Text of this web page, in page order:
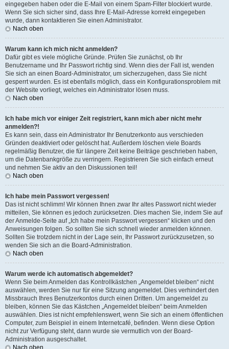
eingegeben haben oder die E-Mail von einem Spam-Filter blockiert wurde.
Wenn Sie sich sicher sind, dass Ihre E-Mail-Adresse korrekt eingegeben
wurde, dann kontaktieren Sie einen Administrator.
Nach oben
Warum kann ich mich nicht anmelden?
Dafür gibt es viele mögliche Gründe. Prüfen Sie zunächst, ob Ihr
Benutzername und Ihr Passwort richtig sind. Wenn dies der Fall ist, wenden
Sie sich an einen Board-Administrator, um sicherzugehen, dass Sie nicht
gesperrt wurden. Es ist ebenfalls möglich, dass ein Konfigurationsproblem mit
der Website vorliegt, welches ein Administrator lösen muss.
Nach oben
Ich habe mich vor einiger Zeit registriert, kann mich aber nicht mehr
anmelden?!
Es kann sein, dass ein Administrator Ihr Benutzerkonto aus verschieden
Gründen deaktiviert oder gelöscht hat. Außerdem löschen viele Boards
regelmäßig Benutzer, die für längere Zeit keine Beiträge geschrieben haben,
um die Datenbankgröße zu verringern. Registrieren Sie sich einfach erneut
und nehmen Sie aktiv an den Diskussionen teil!
Nach oben
Ich habe mein Passwort vergessen!
Das ist nicht schlimm! Wir können Ihnen zwar Ihr altes Passwort nicht wieder
mitteilen, Sie können es jedoch zurücksetzen. Dies machen Sie, indem Sie auf
der Anmelde-Seite auf „Ich habe mein Passwort vergessen“ klicken und den
Anweisungen folgen. So sollten Sie sich schnell wieder anmelden können.
Sollten Sie trotzdem nicht in der Lage sein, Ihr Passwort zurückzusetzen, so
wenden Sie sich an die Board-Administration.
Nach oben
Warum werde ich automatisch abgemeldet?
Wenn Sie beim Anmelden das Kontrollkästchen „Angemeldet bleiben“ nicht
auswählen, werden Sie nur für eine Sitzung angemeldet. Dies verhindert den
Missbrauch Ihres Benutzerkontos durch einen Dritten. Um angemeldet zu
bleiben, können Sie das Kästchen „Angemeldet bleiben“ beim Anmelden
auswählen. Dies ist nicht empfehlenswert, wenn Sie sich an einem öffentlichen
Computer, zum Beispiel in einem Internetcafé, befinden. Wenn diese Option
nicht zur Verfügung steht, dann wurde sie vermutlich von der Board-
Administration ausgeschaltet.
Nach oben